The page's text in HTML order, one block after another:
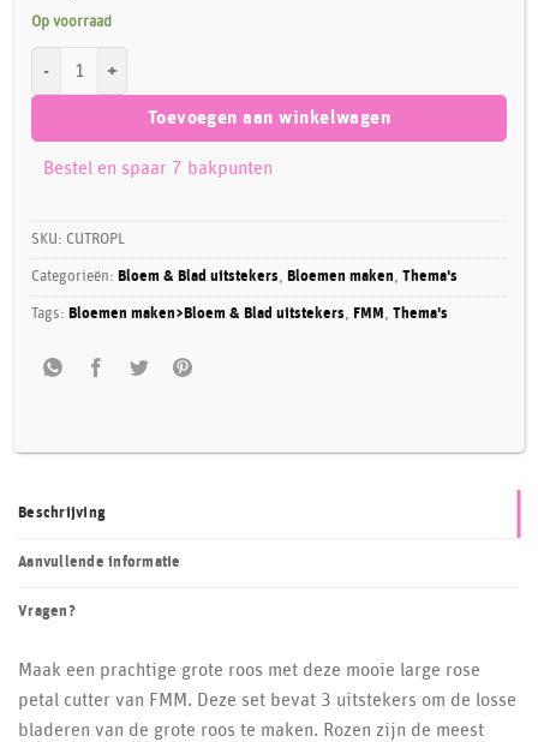
Op voorraad
Toevoegen aan winkelwagen
Bestel en spaar 7 bakpunten
SKU: CUTROPL
Categorieën: Bloem & Blad uitstekers, Bloemen maken,Thema's
Tags: Bloemen maken>Bloem & Blad uitstekers, FMM ,Thema's
Beschrijving
Aanvullende informatie
Vragen?
Maak een prachtige grote roos met deze mooie large rose
petal cutter van FMM. Deze set bevat 3 uitstekers om de losse
bladeren van de grote roos te maken. Rozen zijn de meest